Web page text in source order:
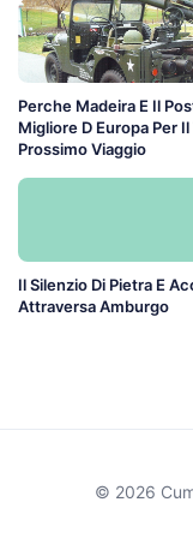
Perche Madeira E Il
Migliore D Europa Per
Prossimo Viaggio
Il Silenzio Di Pietra E
Attraversa Amburgo
© 2026